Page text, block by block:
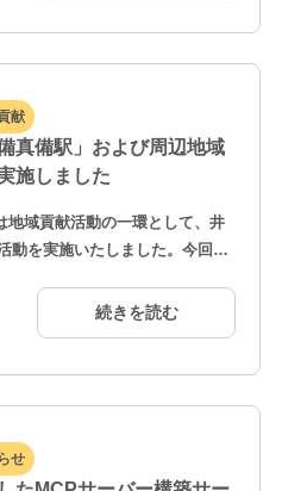
献
真備駅」および周辺地域
施しました
地域貢献活動の一環として、井
動を実施いたしました。今回
員・役員合わせて11名が参加し
、周辺エリアのごみ拾いや環境
続きを読む
せ